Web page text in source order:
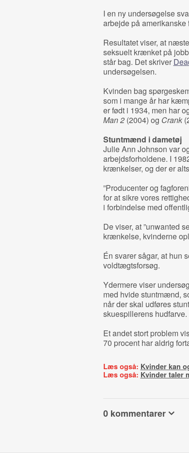
I en ny undersøgelse
arbejde på amerikanske
Resultatet viser, at
seksuelt krænket på
står bag. Det skriver
undersøgelsen.
Kvinden bag
som i mange år har
er født i 1934, men har
Man 2 (2004) og Crank
Stuntmænd i dametøj
Julie Ann Johnson var
arbejdsforholdene. I
krænkelser, og der er
”Producenter og
for at sikre vores
i forbindelse med
De viser, at ”unwanted
krænkelse, kvinderne
Én svarer sågar, at hun
voldtægtsforsøg.
Ydermere viser
med hvide stuntmænd,
når der skal udføres
skuespillerens hudfarve.
Et andet stort problem
70 procent har aldrig
Læs også: Kvinder kan
Læs også: Kvinder taler
0 kommentarer